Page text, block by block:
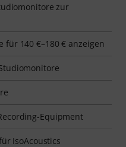
zur
140 €–180 € anzeigen
Equipment
IsoAcoustics